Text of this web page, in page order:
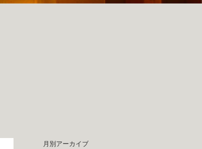
月別アーカイブ